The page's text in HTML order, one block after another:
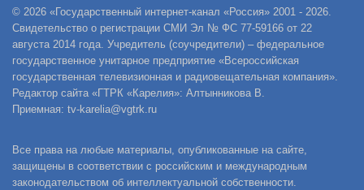
© 2026 «Государственный интернет-канал «Россия» 2001 - 2026.
Свидетельство о регистрации СМИ Эл № ФС 77-59166 от 22
августа 2014 года. Учредитель (соучредители) – федеральное
государственное унитарное предприятие «Всероссийская
государственная телевизионная и радиовещательная компания».
Редактор сайта «ГТРК «Карелия»: Алтынникова В.
Приемная: tv-karelia@vgtrk.ru
Все права на любые материалы, опубликованные на сайте,
защищены в соответствии с российским и международным
законодательством об интеллектуальной собственности.